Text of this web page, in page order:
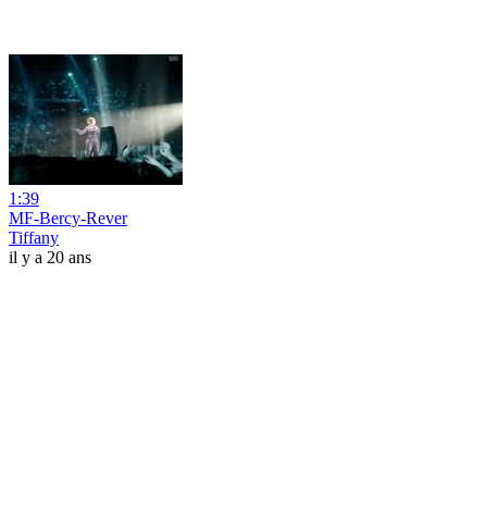
1:39
MF-Bercy-Rever
Tiffany
il y a 20 ans